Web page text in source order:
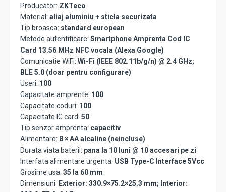
Producator: ZKTeco
Material: aliaj aluminiu + sticla securizata
Tip broasca: standard european
Metode autentificare: Smartphone Amprenta Cod IC
Card 13.56 MHz NFC vocala (Alexa Google)
Comunicatie WiFi: Wi-Fi (IEEE 802.11b/g/n) @ 2.4 GHz;
BLE 5.0 (doar pentru configurare)
Useri: 100
Capacitate amprente: 100
Capacitate coduri: 100
Capacitate IC card: 50
Tip senzor amprenta: capacitiv
Alimentare: 8 × AA alcaline (neincluse)
Durata viata baterii: pana la 10 luni @ 10 accesari pe zi
Interfata alimentare urgenta: USB Type-C Interface 5Vcc
Grosime usa: 35 la 60 mm
Dimensiuni: Exterior: 330.9×75.2×25.3 mm; Interior: